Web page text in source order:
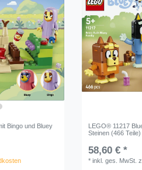
Bingo und Bluey
LEGO® 11217
Steinen (466 Teile)
58,60 € *
*inkl. ges. MwSt.